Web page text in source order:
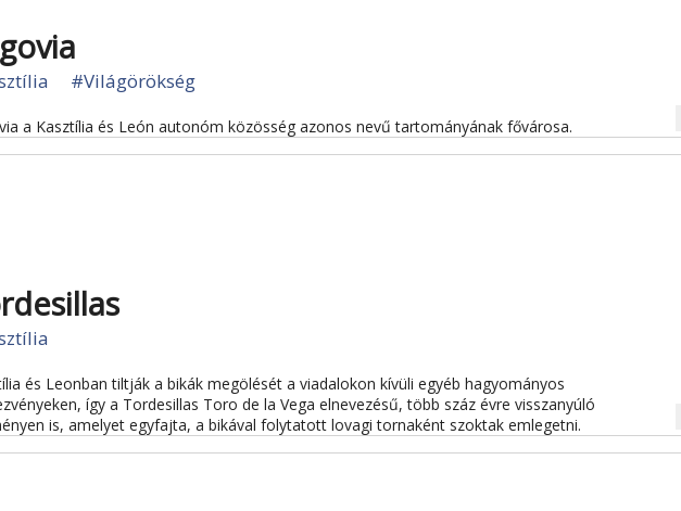
#Világörökség
a Kasztília és León autonóm közösség azonos nevű tartományának fővárosa.
és Leonban tiltják a bikák megölését a viadalokon kívüli egyéb hagyományos
így a Tordesillas Toro de la Vega elnevezésű, több száz évre visszanyúló
is, amelyet egyfajta, a bikával folytatott lovagi tornaként szoktak emlegetni.